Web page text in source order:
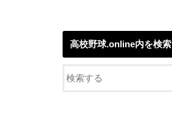
高校野球.online内を検索